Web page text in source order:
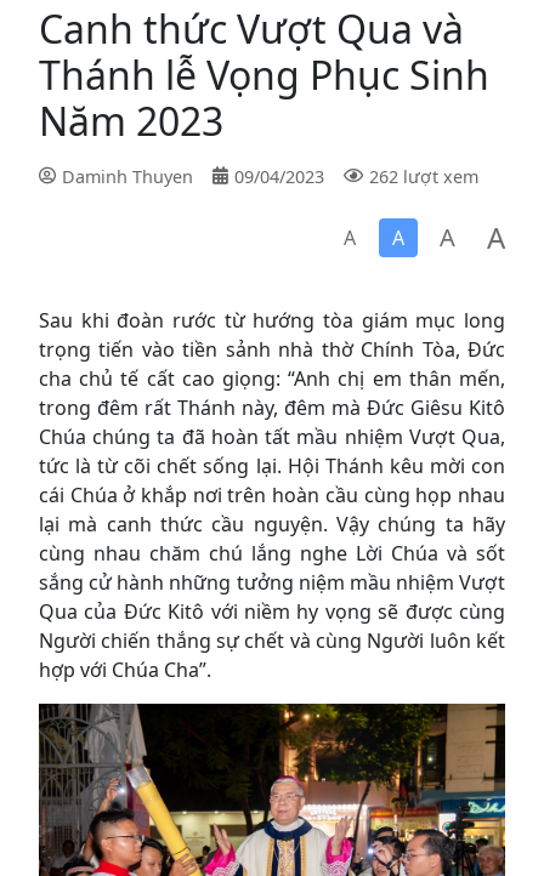
Canh thức Vượt Qua và
Thánh lễ Vọng Phục Sinh
Năm 2023
Daminh Thuyen 09/04/2023 262 lượt xem
A A A A
Sau khi đoàn rước từ hướng tòa giám mục long
trọng tiến vào tiền sảnh nhà thờ Chính Tòa, Đức
cha chủ tế cất cao giọng: “Anh chị em thân mến,
trong đêm rất Thánh này, đêm mà Đức Giêsu Kitô
Chúa chúng ta đã hoàn tất mầu nhiệm Vượt Qua,
tức là từ cõi chết sống lại. Hội Thánh kêu mời con
cái Chúa ở khắp nơi trên hoàn cầu cùng họp nhau
lại mà canh thức cầu nguyện. Vậy chúng ta hãy
cùng nhau chăm chú lắng nghe Lời Chúa và sốt
sắng cử hành những tưởng niệm mầu nhiệm Vượt
Qua của Đức Kitô với niềm hy vọng sẽ được cùng
Người chiến thắng sự chết và cùng Người luôn kết
hợp với Chúa Cha”.